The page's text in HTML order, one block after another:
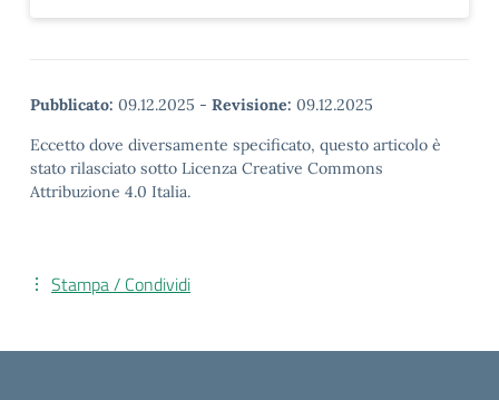
Pubblicato: 09.12.2025 - Revisione: 09.12.2025
Eccetto dove diversamente specificato, questo articolo è
stato rilasciato sotto Licenza Creative Commons
Attribuzione 4.0 Italia.
Stampa / Condividi